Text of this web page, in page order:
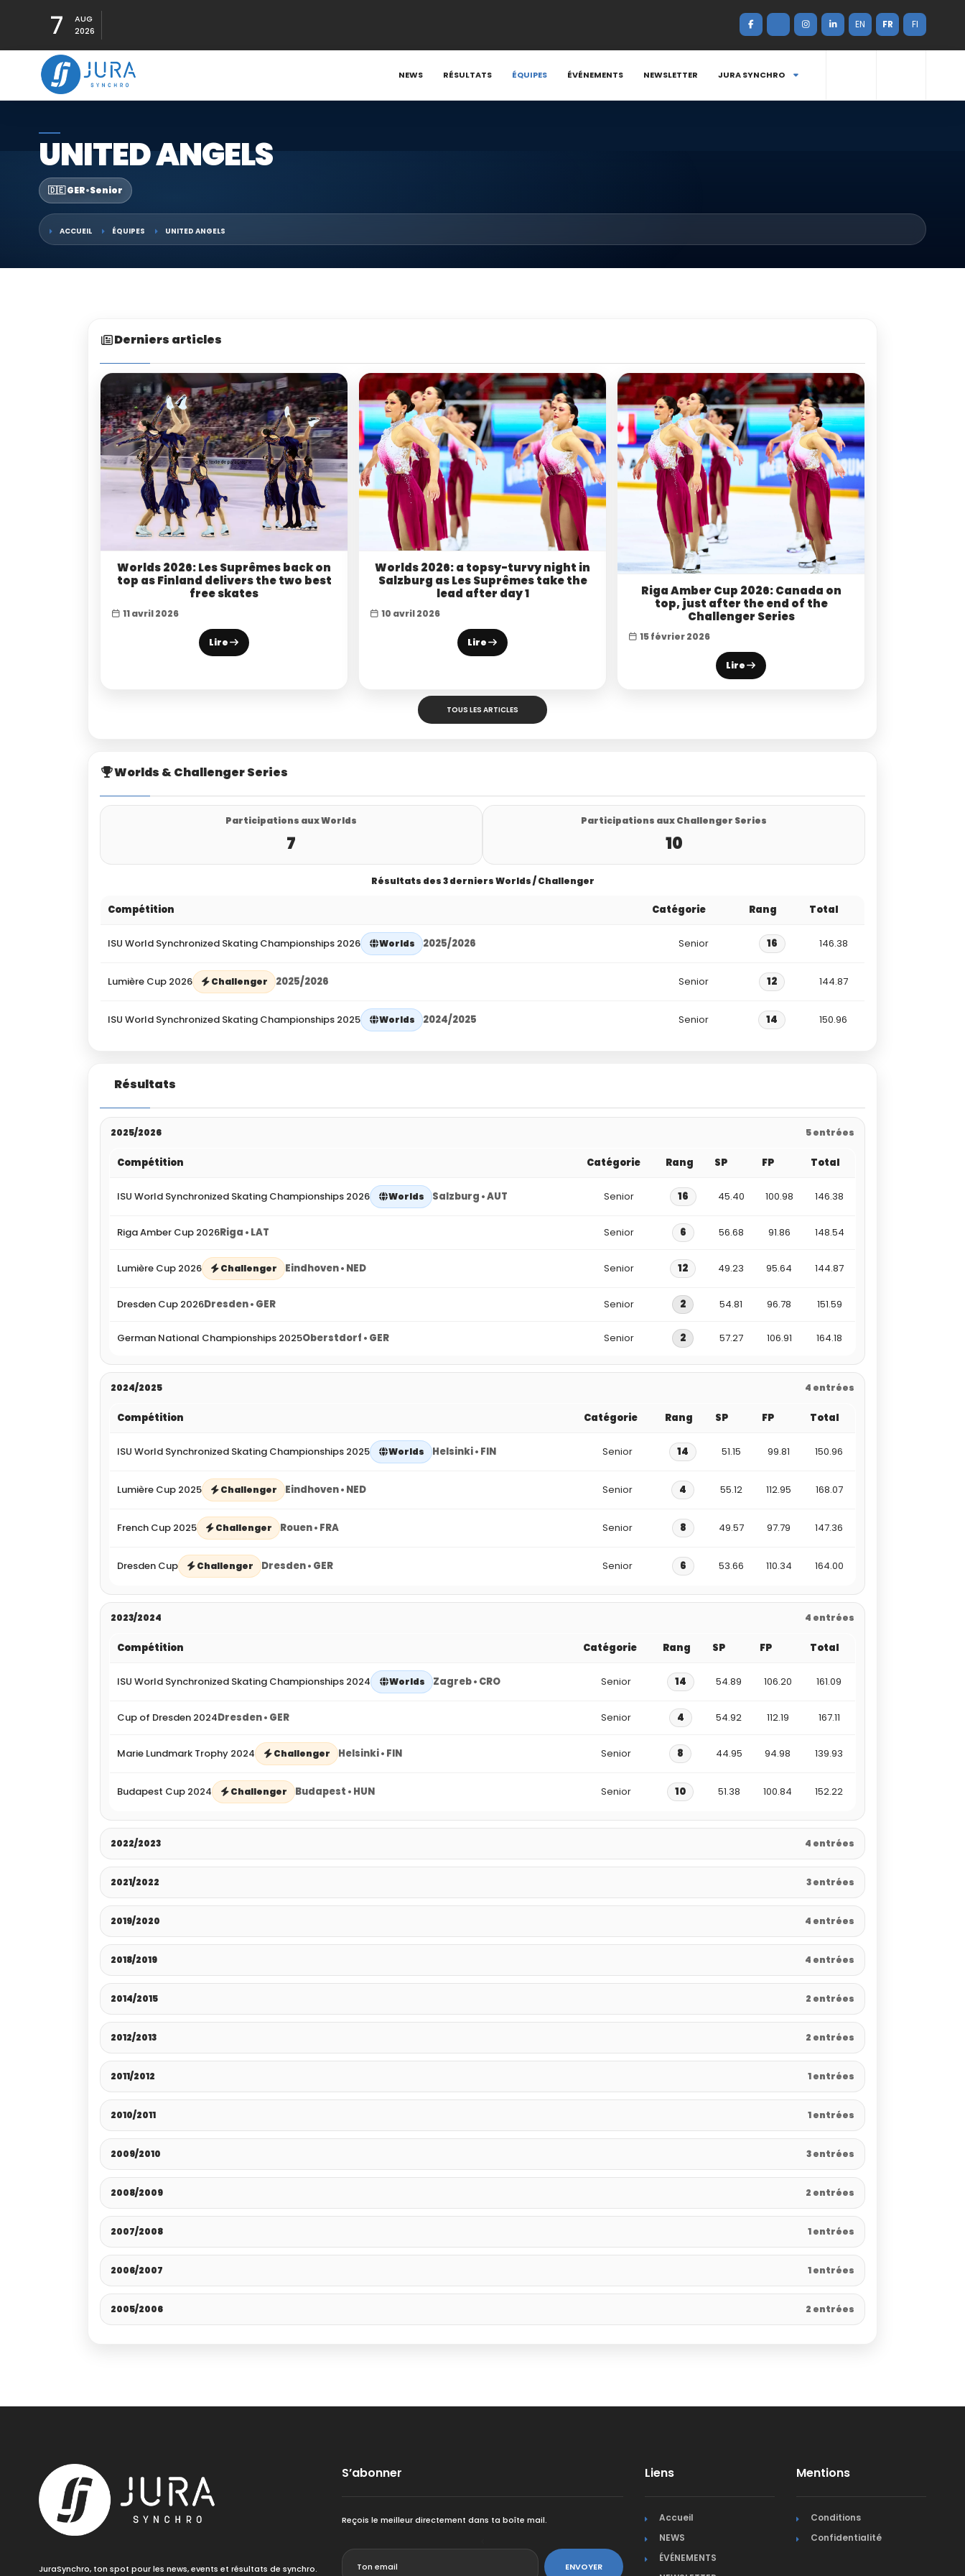
7
AUG
2026
EN FR FI
NEWS RÉSULTATS ÉQUIPES ÉVÉNEMENTS NEWSLETTER JURA SYNCHRO
UNITED ANGELS
🇩🇪 GER•Senior
ACCUEIL ÉQUIPES UNITED ANGELS
Derniers articles
Worlds 2026: Les Suprêmes back on
top as Finland delivers the two best
free skates
11 avril 2026
Lire
Worlds 2026: a topsy-turvy night in
Salzburg as Les Suprêmes take the
lead after day 1
10 avril 2026
Lire
Riga Amber Cup 2026: Canada on
top, just after the end of the
Challenger Series
15 février 2026
Lire
TOUS LES ARTICLES
Worlds & Challenger Series
Participations aux Worlds
7
Participations aux Challenger Series
10
Résultats des 3 derniers Worlds / Challenger
Compétition Catégorie Rang Total
ISU World Synchronized Skating Championships 2026 Worlds 2025/2026 Senior 16 146.38
Lumière Cup 2026 Challenger 2025/2026 Senior 12 144.87
ISU World Synchronized Skating Championships 2025 Worlds 2024/2025 Senior 14 150.96
Résultats
2025/2026 5 entrées
Compétition Catégorie Rang SP FP Total
ISU World Synchronized Skating Championships 2026 Worlds Salzburg • AUT Senior 16 45.40 100.98 146.38
Riga Amber Cup 2026Riga • LAT Senior 6 56.68 91.86 148.54
Lumière Cup 2026 Challenger Eindhoven • NED Senior 12 49.23 95.64 144.87
Dresden Cup 2026Dresden • GER Senior 2 54.81 96.78 151.59
German National Championships 2025Oberstdorf • GER Senior 2 57.27 106.91 164.18
2024/2025 4 entrées
Compétition Catégorie Rang SP FP Total
ISU World Synchronized Skating Championships 2025 Worlds Helsinki • FIN Senior 14 51.15 99.81 150.96
Lumière Cup 2025 Challenger Eindhoven • NED Senior 4 55.12 112.95 168.07
French Cup 2025 Challenger Rouen • FRA Senior 8 49.57 97.79 147.36
Dresden Cup Challenger Dresden • GER Senior 6 53.66 110.34 164.00
2023/2024 4 entrées
Compétition Catégorie Rang SP FP Total
ISU World Synchronized Skating Championships 2024 Worlds Zagreb • CRO Senior 14 54.89 106.20 161.09
Cup of Dresden 2024Dresden • GER Senior 4 54.92 112.19 167.11
Marie Lundmark Trophy 2024 Challenger Helsinki • FIN Senior 8 44.95 94.98 139.93
Budapest Cup 2024 Challenger Budapest • HUN Senior 10 51.38 100.84 152.22
2022/2023 4 entrées
2021/2022 3 entrées
2019/2020 4 entrées
2018/2019 4 entrées
2014/2015 2 entrées
2012/2013 2 entrées
2011/2012 1 entrées
2010/2011 1 entrées
2009/2010 3 entrées
2008/2009 2 entrées
2007/2008 1 entrées
2006/2007 1 entrées
2005/2006 2 entrées
JuraSynchro, ton spot pour les news, events et résultats de synchro.
S’abonner
Reçois le meilleur directement dans ta boîte mail.
ENVOYER
Liens
Accueil
NEWS
ÉVÉNEMENTS
Mentions
Conditions
Confidentialité